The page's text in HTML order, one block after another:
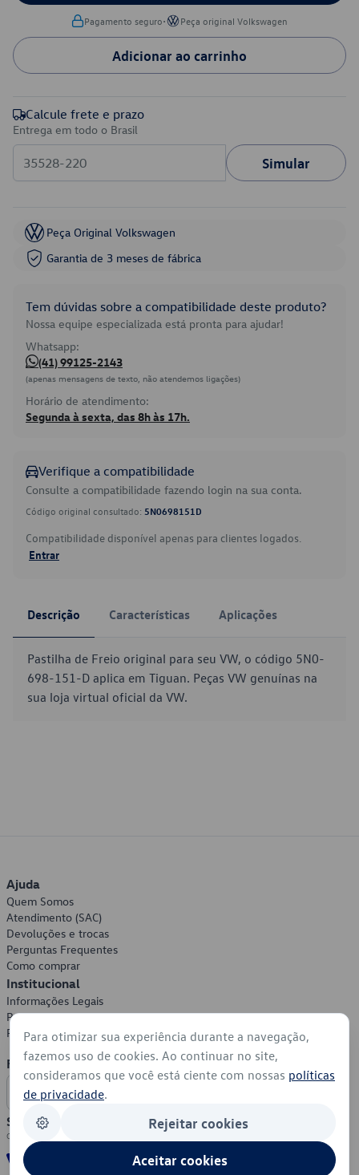
Pagamento seguro• Peça original Volkswagen
Adicionar ao carrinho
Calcule frete e prazo
Entrega em todo o Brasil
Simular
Peça Original Volkswagen
Garantia de 3 meses de fábrica
Tem dúvidas sobre a compatibilidade deste produto?
Nossa equipe especializada está pronta para ajudar!
Whatsapp:
(41) 99125-2143
(apenas mensagens de texto, não atendemos ligações)
Horário de atendimento:
Segunda à sexta, das 8h às 17h.
Verifique a compatibilidade
Consulte a compatibilidade fazendo login na sua conta.
Código original consultado: 5N0698151D
Compatibilidade disponível apenas para clientes logados.
Entrar
Descrição Características Aplicações
Pastilha de Freio original para seu VW, o código 5N0-
698-151-D aplica em Tiguan. Peças VW genuínas na
sua loja virtual oficial da VW.
Ajuda
Quem Somos
Atendimento (SAC)
Devoluções e trocas
Perguntas Frequentes
Como comprar
Institucional
Informações Legais
Política de Privacidade
Política de Cookies
Formas de Pagamento
Segurança
Para otimizar sua experiência durante a navegação,
fazemos uso de cookies. Ao continuar no site,
consideramos que você está ciente com nossas políticas
de privacidade.
Rejeitar cookies
Aceitar cookies